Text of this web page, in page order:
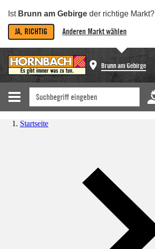
Ist Brunn am Gebirge der richtige Markt?
JA, RICHTIG Anderen Markt wählen
Brunn am Gebirge
Startseite